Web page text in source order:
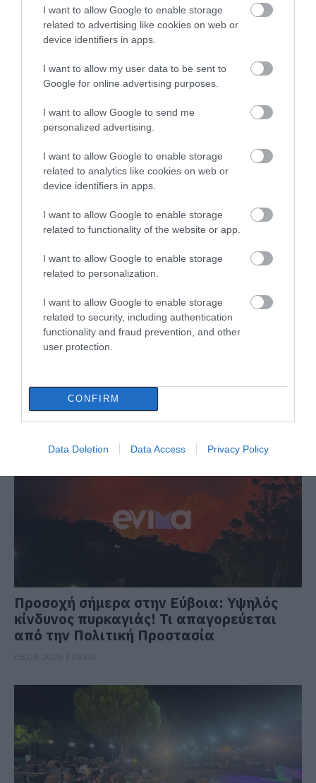
I want to allow Google to enable storage
related to advertising like cookies on web or
device identifiers in apps.
I want to allow my user data to be sent to
Google for online advertising purposes.
I want to allow Google to send me
personalized advertising.
I want to allow Google to enable storage
related to analytics like cookies on web or
device identifiers in apps.
I want to allow Google to enable storage
related to functionality of the website or app.
I want to allow Google to enable storage
related to personalization.
I want to allow Google to enable storage
related to security, including authentication
functionality and fraud prevention, and other
user protection.
CONFIRM
Data Deletion Data Access Privacy Policy
ΔΙΑΒΑΣΤΕ ΕΠΙΣΗΣ
Προσοχή σήμερα στην Εύβοια: Υψηλός
κίνδυνος πυρκαγιάς! Τι απαγορεύεται
από την Πολιτική Προστασία